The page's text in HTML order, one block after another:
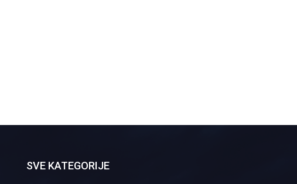
SVE KATEGORIJE